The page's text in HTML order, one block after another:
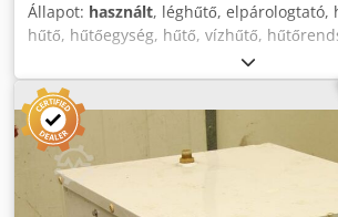
Állapot: használt, léghűtő, elpárologtató,
hűtő, hűtőegység, hűtő, vízhűtő,
hűtőház, hűtőkonténer, hűtőkonténer,
-Gyártó: Goedhart, DVS-O 614010 típusú
hűtőberendezés. -Ventilátor átmérő: 400
nyomás: max. 5 bar -Működési
Méretek: 1410/1170/H700 mm Csdpfx
Súly: 129 kg